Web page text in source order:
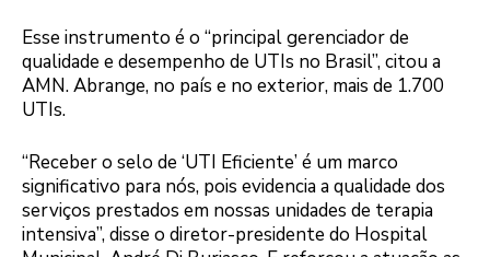
Esse instrumento é o “principal gerenciador de
qualidade e desempenho de UTIs no Brasil”, citou a
AMN. Abrange, no país e no exterior, mais de 1.700
UTIs.
“Receber o selo de ‘UTI Eficiente’ é um marco
significativo para nós, pois evidencia a qualidade dos
serviços prestados em nossas unidades de terapia
intensiva”, disse o diretor-presidente do Hospital